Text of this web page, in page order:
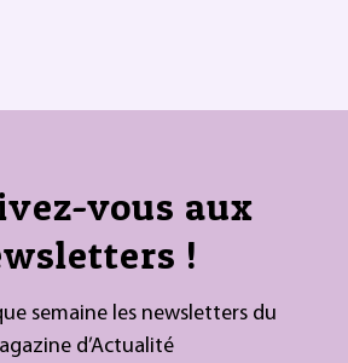
vous aux
!
semaine les newsletters du
d’Actualité